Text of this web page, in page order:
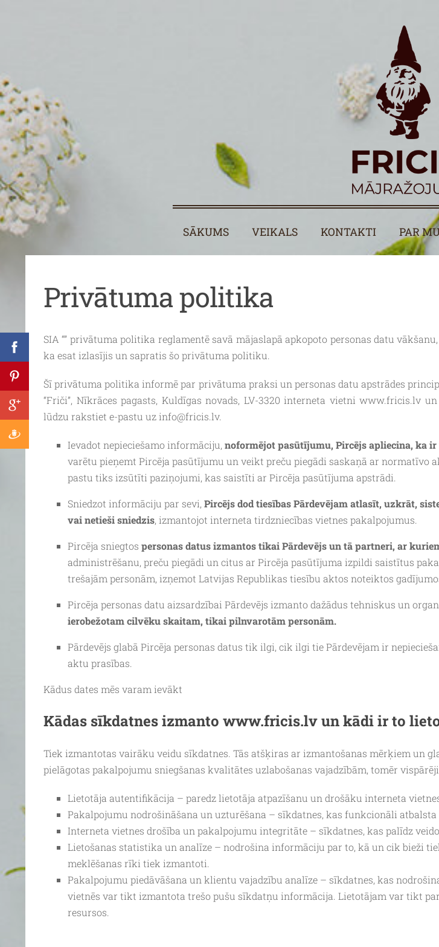
SĀKUMS VEIKALS KONTAKTI PAR
Privātuma politika
SIA “” privātuma politika reglamentē savā mājaslapā apkopoto personas datu
ka esat izlasījis un sapratis šo privātuma politiku.
Šī privātuma politika informē par privātuma praksi un personas datu apstrādes
“Friči”, Nīkrāces pagasts, Kuldīgas novads, LV-3320 interneta vietni www.fricis.lv
lūdzu rakstiet e-pastu uzinfo@fricis.lv.
Ievadot nepieciešamo informāciju, noformējot pasūtījumu, Pircējs apliecina, ka
varētu pieņemt Pircēja pasūtījumu un veikt preču piegādi saskaņā ar
pastu tiks izsūtīti paziņojumi, kas saistīti ar Pircēja pasūtījuma apstrādi.
Sniedzot informāciju par sevi, Pircējs dod tiesības Pārdevējam atlasīt, uzkrāt,
vai netieši sniedzis, izmantojot interneta tirdzniecības vietnes pakalpojumus.
Pircēja sniegtos personas datus izmantos tikai Pārdevējs un tā partneri, ar
administrēšanu, preču piegādi un citus ar Pircēja pasūtījuma izpildi saistītus
trešajām personām, izņemot Latvijas Republikas tiesību aktos noteiktos
Pircēja personas datu aizsardzībai Pārdevējs izmanto dažādus tehniskus un
ierobežotam cilvēku skaitam, tikai pilnvarotām personām.
Pārdevējs glabā Pircēja personas datus tik ilgi, cik ilgi tie Pārdevējam ir
aktu prasības.
Kādus dates mēs varam ievākt
Kādas sīkdatnes izmanto www.fricis.lvun kādi ir to
Tiek izmantotas vairāku veidu sīkdatnes. Tās atšķiras ar izmantošanas mērķiem un
pielāgotas pakalpojumu sniegšanas kvalitātes uzlabošanas vajadzībām, tomēr
Lietotāja autentifikācija – paredz lietotāja atpazīšanu un drošāku interneta
Pakalpojumu nodrošināšana un uzturēšana – sīkdatnes, kas funkcionāli atbalsta
Interneta vietnes drošība un pakalpojumu integritāte – sīkdatnes, kas palīdz
Lietošanas statistika un analīze – nodrošina informāciju par to, kā un cik bieži
meklēšanas rīki tiek izmantoti.
Pakalpojumu piedāvāšana un klientu vajadzību analīze – sīkdatnes, kas
vietnēs var tikt izmantota trešo pušu sīkdatņu informācija. Lietotājam var tikt
resursos.